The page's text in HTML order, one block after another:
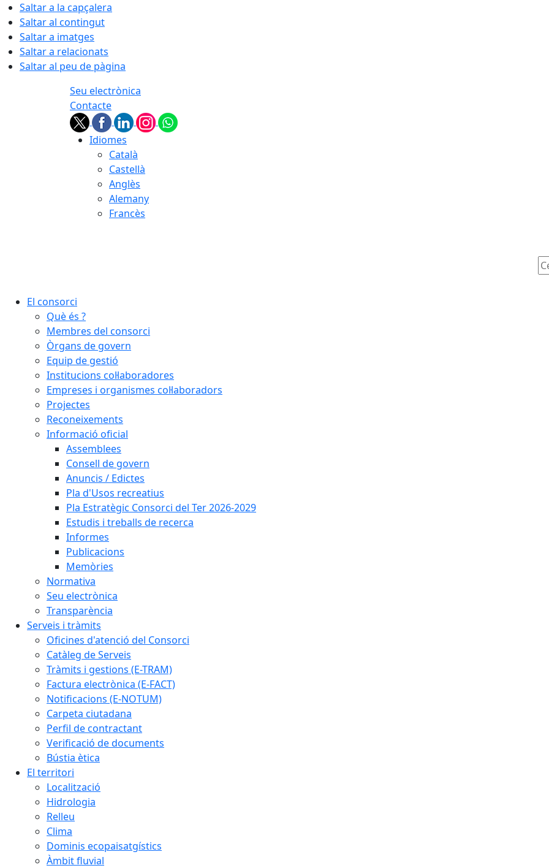
Saltar a la capçalera
Saltar al contingut
Saltar a imatges
Saltar a relacionats
Saltar al peu de pàgina
Seu electrònica
Contacte
Idiomes
Català
Castellà
Anglès
Alemany
Francès
El consorci
Què és ?
Membres del consorci
Òrgans de govern
Equip de gestió
Institucions col·laboradores
Empreses i organismes col·laboradors
Projectes
Reconeixements
Informació oficial
Assemblees
Consell de govern
Anuncis / Edictes
Pla d'Usos recreatius
Pla Estratègic Consorci del Ter 2026-2029
Estudis i treballs de recerca
Informes
Publicacions
Memòries
Normativa
Seu electrònica
Transparència
Serveis i tràmits
Oficines d'atenció del Consorci
Catàleg de Serveis
Tràmits i gestions (E-TRAM)
Factura electrònica (E-FACT)
Notificacions (E-NOTUM)
Carpeta ciutadana
Perfil de contractant
Verificació de documents
Bústia ètica
El territori
Localització
Hidrologia
Relleu
Clima
Dominis ecopaisatgístics
Àmbit fluvial